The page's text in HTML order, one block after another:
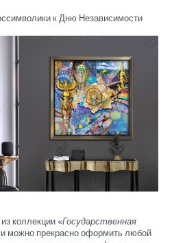
к Дню Независимости
коллекции «Государственная
можно прекрасно оформить любой